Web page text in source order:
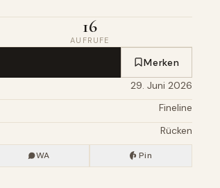
16
AUFRUFE
Merken
29. Juni 2026
Fineline
Rücken
WA Pin